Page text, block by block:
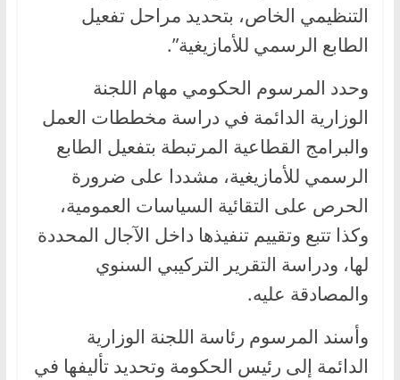
التنظيمي الخاص، بتحديد مراحل تفعيل
الطابع الرسمي للأمازيغية”.
وحدد المرسوم الحكومي مهام اللجنة
الوزارية الدائمة في دراسة مخططات العمل
والبرامج القطاعية المرتبطة بتفعيل الطابع
الرسمي للأمازيغية، مشددا على ضرورة
الحرص على التقائية السياسات العمومية،
وكذا تتبع وتقييم تنفيذها داخل الآجال المحددة
لها، ودراسة التقرير التركيبي السنوي
والمصادقة عليه.
وأسند المرسوم رئاسة اللجنة الوزارية
الدائمة إلى رئيس الحكومة وتحديد تأليفها في